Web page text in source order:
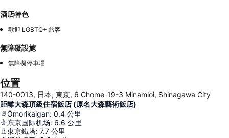
酒店特色
歡迎 LGBTQ+ 旅客
無障礙設施
無障礙停車場
位置
140-0013, 日本, 東京, 6 Chome-19-3 Minamioi, Shinagawa City
距離大森頂級住宿飯店 (原名大森藝術飯店)
Ōmorikaigan: 0.4 公里
东京国际机场: 6.6 公里
東京鐵塔: 7.7 公里